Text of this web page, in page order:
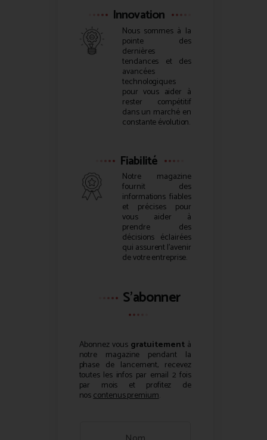
Innovation
Nous sommes à la
pointe des
dernières
tendances et des
avancées
technologiques
pour vous aider à
rester compétitif
dans un marché en
constante évolution.
Fiabilité
Notre magazine
fournit des
informations fiables
et précises pour
vous aider à
prendre des
décisions éclairées
qui assurent l’avenir
de votre entreprise.
S'abonner
Abonnez vous gratuitementà
notre magazine pendant la
phase de lancement, recevez
toutes les infos par email 2 fois
par mois et profitez de
noscontenus premium.